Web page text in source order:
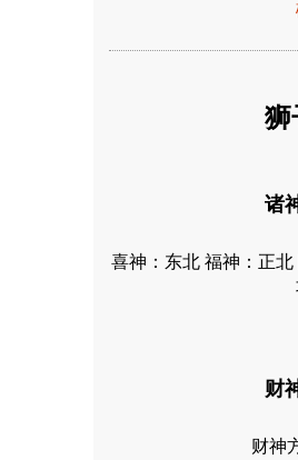
狮
诸
喜神：东北 福神：正
财
财神